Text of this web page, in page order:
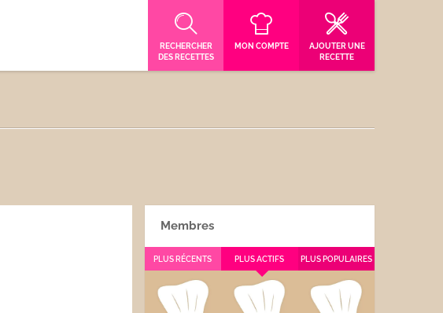
RECHERCHER
DES RECETTES
MON COMPTE
AJOUTER UNE
RECETTE
Membres
PLUS RÉCENTS PLUS ACTIFS PLUS POPULAIRES